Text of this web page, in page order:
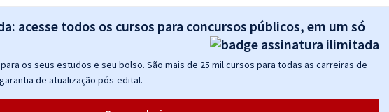
Economize R$ 158,16
(-20%)
do Estado de
Externo - Área:
ou 12x de R$52,72
(-20%)
acesse todos os cursos para concursos públicos, em um só
os seus estudos e seu bolso. São mais de 25 mil cursos para todas as carreiras de
de atualização pós-edital.